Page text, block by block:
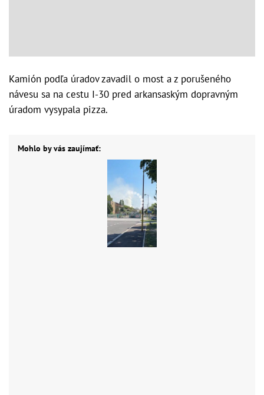
Kamión podľa úradov zavadil o most a z porušeného
návesu sa na cestu I-30 pred arkansaským dopravným
úradom vysypala pizza.
Mohlo by vás zaujímať: